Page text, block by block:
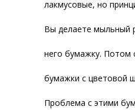
лакмусовые, но
Вы делаете мыльный
него бумажку. Потом
бумажки с цветовой
Проблема с этими